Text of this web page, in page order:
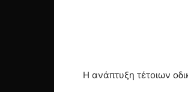
Η ανάπτυξη τέτοιων